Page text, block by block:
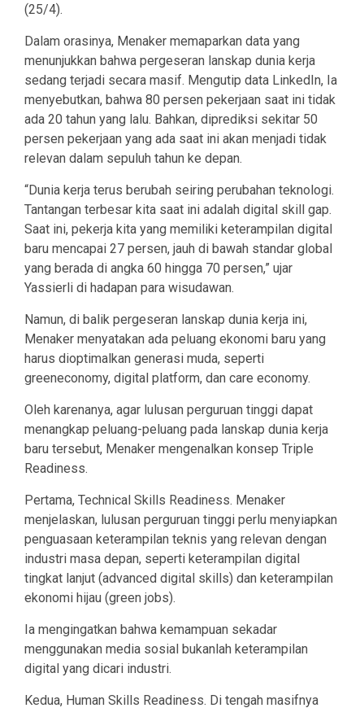
(25/4).
Dalam orasinya, Menaker memaparkan data yang
menunjukkan bahwa pergeseran lanskap dunia kerja
sedang terjadi secara masif. Mengutip data LinkedIn, Ia
menyebutkan, bahwa 80 persen pekerjaan saat ini tidak
ada 20 tahun yang lalu. Bahkan, diprediksi sekitar 50
persen pekerjaan yang ada saat ini akan menjadi tidak
relevan dalam sepuluh tahun ke depan.
“Dunia kerja terus berubah seiring perubahan teknologi.
Tantangan terbesar kita saat ini adalah digital skill gap.
Saat ini, pekerja kita yang memiliki keterampilan digital
baru mencapai 27 persen, jauh di bawah standar global
yang berada di angka 60 hingga 70 persen,” ujar
Yassierli di hadapan para wisudawan.
Namun, di balik pergeseran lanskap dunia kerja ini,
Menaker menyatakan ada peluang ekonomi baru yang
harus dioptimalkan generasi muda, seperti
greeneconomy, digital platform, dan care economy.
Oleh karenanya, agar lulusan perguruan tinggi dapat
menangkap peluang-peluang pada lanskap dunia kerja
baru tersebut, Menaker mengenalkan konsep Triple
Readiness.
Pertama, Technical Skills Readiness. Menaker
menjelaskan, lulusan perguruan tinggi perlu menyiapkan
penguasaan keterampilan teknis yang relevan dengan
industri masa depan, seperti keterampilan digital
tingkat lanjut (advanced digital skills) dan keterampilan
ekonomi hijau (green jobs).
Ia mengingatkan bahwa kemampuan sekadar
menggunakan media sosial bukanlah keterampilan
digital yang dicari industri.
Kedua, Human Skills Readiness. Di tengah masifnya